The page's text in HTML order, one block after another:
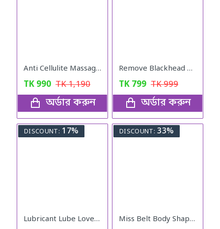
Anti Cellulite Massage Oil
TK 990 TK1,190
অর্ডার করুন
Remove Blackhead Device
TK 799 TK999
অর্ডার করুন
DISCOUNT: 17%
Lubricant Lube Love -Blueberry Gel
DISCOUNT: 33%
Miss Belt Body Shaper